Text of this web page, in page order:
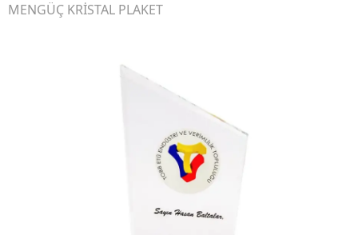
MENGÜÇ KRİSTAL PLAKET